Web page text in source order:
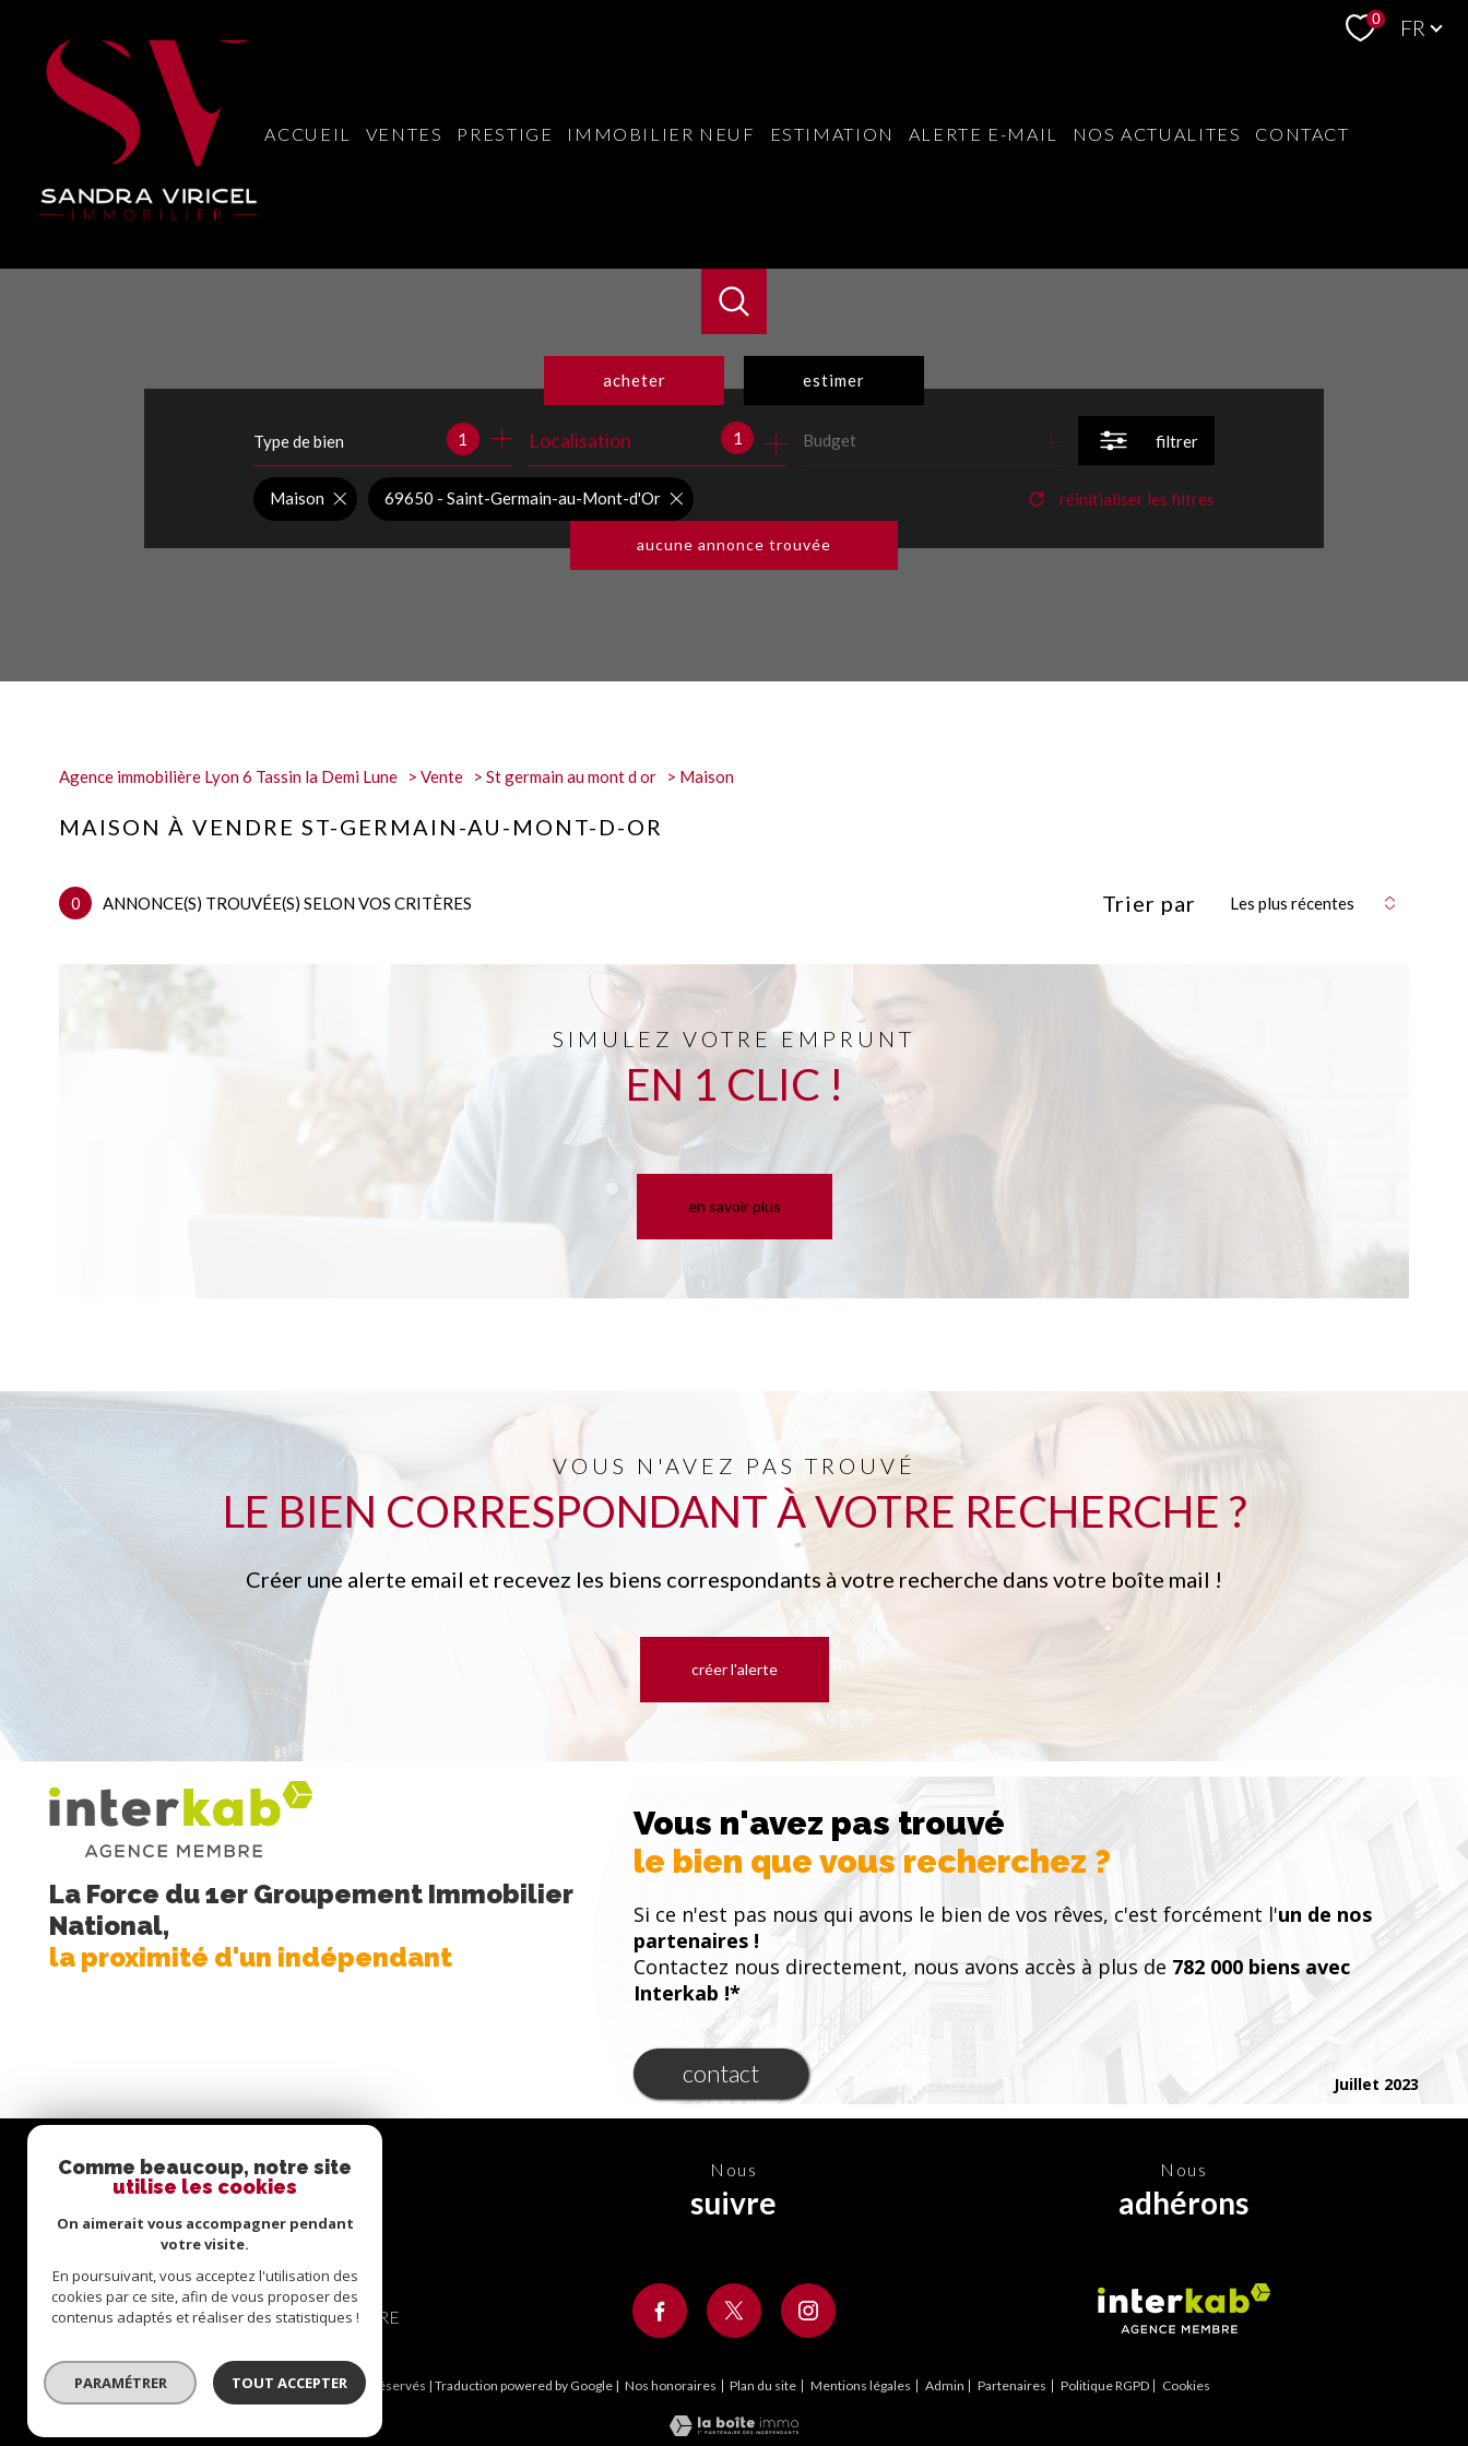
0 FR
ACCUEIL VENTES PRESTIGE IMMOBILIER NEUF ESTIMATION ALERTE E-MAIL NOS ACTUALITES CONTACT
acheter
de l'ancien
estimer
Type de bien 1 1
Localisation Budget filtrer
aucune annonce trouvée
Maison 69650 - Saint-Germain-au-Mont-d'Or réinitialiser les filtres
Agence immobilière Lyon 6 Tassin la Demi Lune Vente St germain au mont d or Maison
MAISON À VENDRE ST-GERMAIN-AU-MONT-D-OR
0 ANNONCE(S) TROUVÉE(S) SELON VOS CRITÈRES Trier par Les plus récentes
SIMULEZ VOTRE EMPRUNT
EN 1 CLIC !
en savoir plus
VOUS N'AVEZ PAS TROUVÉ
LE BIEN CORRESPONDANT À VOTRE RECHERCHE ?
Créer une alerte email et recevez les biens correspondants à votre recherche dans votre boîte mail !
créer l'alerte
La Force du 1er Groupement Immobilier
National,
la proximité d'un indépendant
Vous n'avez pas trouvé
le bien que vous recherchez ?
Si ce n'est pas nous qui avons le bien de vos rêves, c'est forcément l'un de nos
partenaires !
Contactez nous directement, nous avons accès à plus de 782 000 biens avec
Interkab !*
contact Juillet 2023
se
connecter
ESPACE PROPRIÉTAIRE
nous
suivre
nous
adhérons
© 2026 | Tous droits réservés | Traduction powered by Google | Nos honoraires Plan du site Mentions légales Admin Partenaires Politique RGPD Cookies
Comme beaucoup, notre site
utilise les cookies
On aimerait vous accompagner pendant
votre visite.
En poursuivant, vous acceptez l'utilisation des
cookies par ce site, afin de vous proposer des
contenus adaptés et réaliser des statistiques !
PARAMÉTRER TOUT ACCEPTER